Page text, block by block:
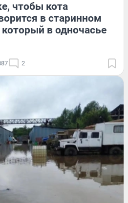
чтобы кота
в старинном
который в одночасье
2